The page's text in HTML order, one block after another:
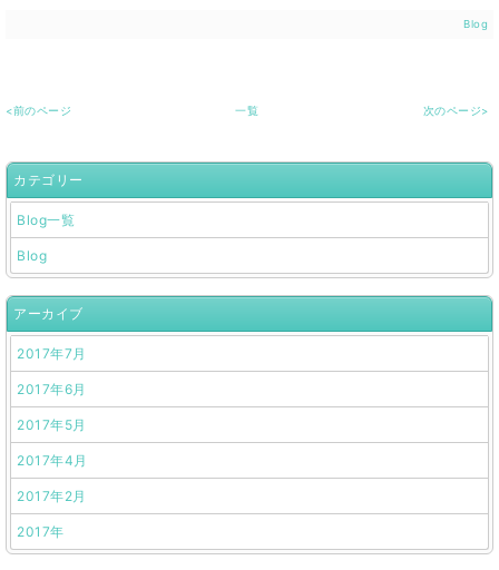
Blog
<前のページ 一覧 次のページ>
カテゴリー
Blog一覧
Blog
アーカイブ
2017年7月
2017年6月
2017年5月
2017年4月
2017年2月
2017年